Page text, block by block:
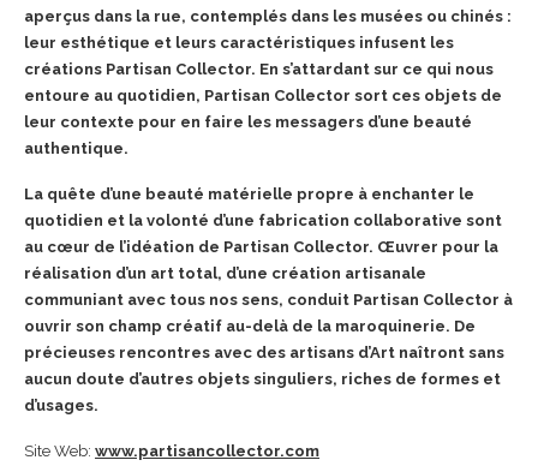
aperçus dans la rue, contemplés dans les musées ou chinés :
leur esthétique et leurs caractéristiques infusent les
créations Partisan Collector. En s’attardant sur ce qui nous
entoure au quotidien, Partisan Collector sort ces objets de
leur contexte pour en faire les messagers d’une beauté
authentique.
La quête d’une beauté matérielle propre à enchanter le
quotidien et la volonté d’une fabrication collaborative sont
au cœur de l’idéation de Partisan Collector. Œuvrer pour la
réalisation d’un art total, d’une création artisanale
communiant avec tous nos sens, conduit Partisan Collector à
ouvrir son champ créatif au-delà de la maroquinerie. De
précieuses rencontres avec des artisans d’Art naîtront sans
aucun doute d’autres objets singuliers, riches de formes et
d’usages.
Site Web: www.partisancollector.com